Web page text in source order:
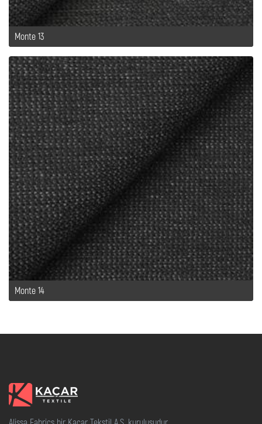
Monte 13
Monte 14